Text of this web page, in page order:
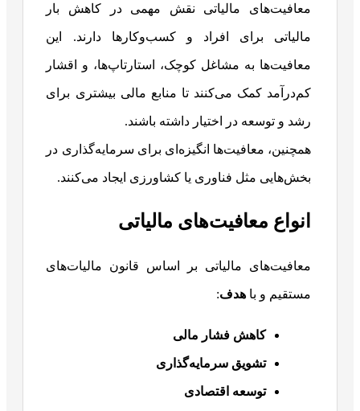
معافیت‌های مالیاتی نقش مهمی در کاهش بار
مالیاتی برای افراد و کسب‌وکارها دارند. این
معافیت‌ها به مشاغل کوچک، استارتاپ‌ها، و اقشار
کم‌درآمد کمک می‌کنند تا منابع مالی بیشتری برای
رشد و توسعه در اختیار داشته باشند.
همچنین، معافیت‌ها انگیزه‌ای برای سرمایه‌گذاری در
بخش‌هایی مثل فناوری یا کشاورزی ایجاد می‌کنند.
انواع معافیت‌های مالیاتی
معافیت‌های مالیاتی بر اساس قانون مالیات‌های
مستقیم و با هدف:
کاهش فشار مالی
تشویق سرمایه‌گذاری
توسعه اقتصادی